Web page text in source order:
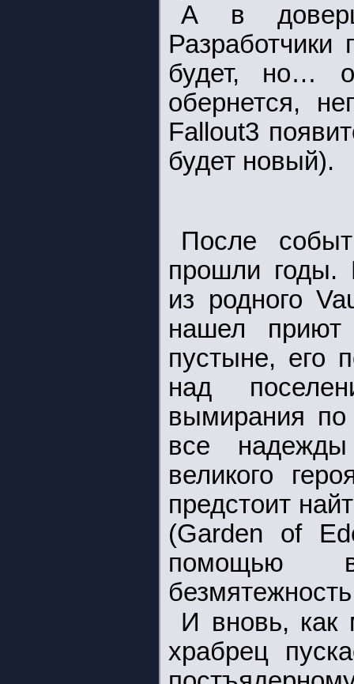
А в
Разработчики
будет, но…
обернется,
Fallout3
будет новый).
После
прошли годы.
из родного
нашел приют
пустыне, его
над
вымирания по
все
великого
предстоит
(Garden of
помощью
И вновь, как
храбрец